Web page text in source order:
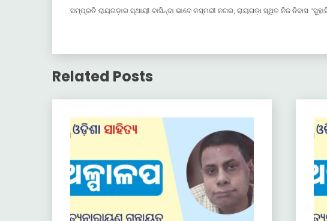
ସମ୍ପ୍ରତି ରାୟଗଡ଼ାର ସ୍ଥାୟୀ ବାସିନ୍ଦା ଭାବେ କସ୍ମରୀ ନଗର, ରାୟଗଡ଼ା ସ୍ଥିତ ନିଜ ନିବାସ
Related Posts